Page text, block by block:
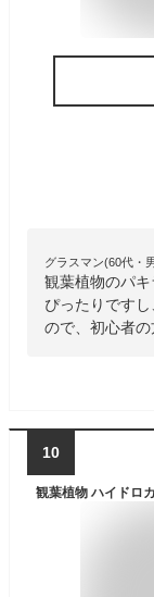
グラスマン(60代・
観葉植物のパ
ぴったりです
ので、初心者の
10